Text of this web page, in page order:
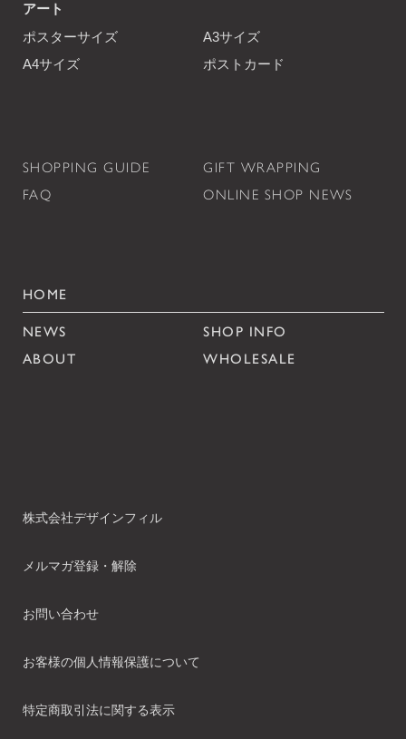
アート
ポスターサイズ
A3サイズ
A4サイズ
ポストカード
SHOPPING GUIDE
GIFT WRAPPING
FAQ
ONLINE SHOP NEWS
HOME
NEWS
SHOP INFO
ABOUT
WHOLESALE
株式会社デザインフィル
メルマガ登録・解除
お問い合わせ
お客様の個人情報保護について
特定商取引法に関する表示